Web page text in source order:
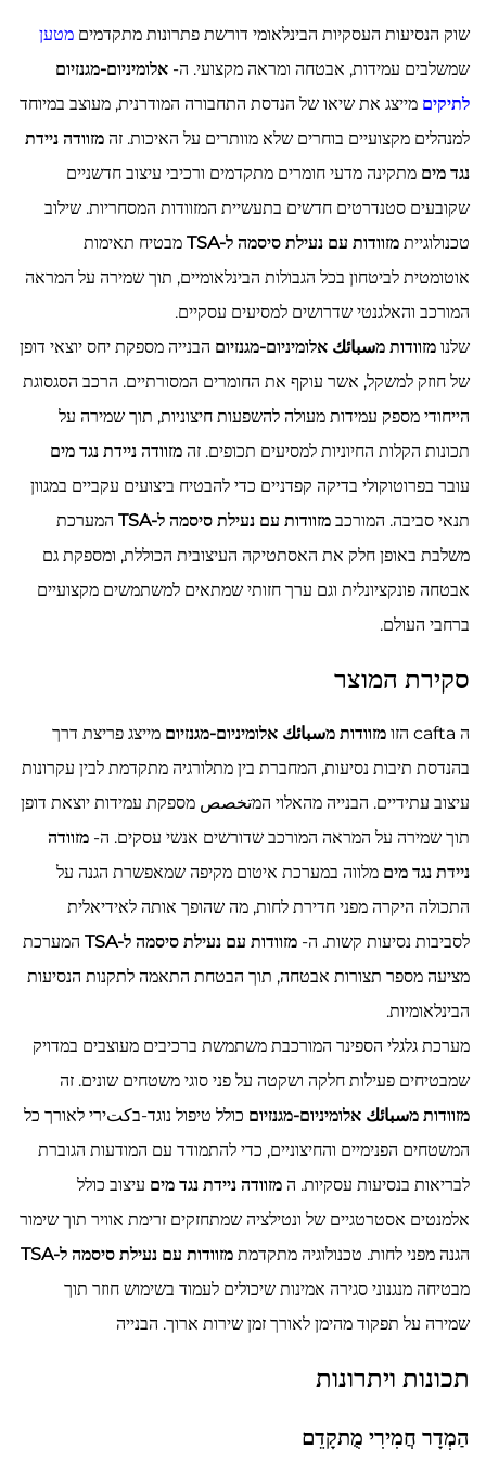
שוק הנסיעות העסקיות הבינלאומי דורשת פתרונות מתקדמים מטען
שמשלבים עמידות, אבטחה ומראה מקצועי. ה- אלומיניום-מגנזיום
לתיקים מייצג את שיאו של הנדסת התחבורה המודרנית, מעוצב במיוחד
למנהלים מקצועיים בוחרים שלא מוותרים על האיכות. זה מזוודה ניידת
נגד מים מתקינה מדעי חומרים מתקדמים ורכיבי עיצוב חדשניים
שקובעים סטנדרטים חדשים בתעשיית המזוודות המסחריות. שילוב
טכנולוגיית מזוודות עם נעילת סיסמה ל-TSA
מבטיח תאימות
אוטומטית לביטחון בכל הגבולות הבינלאומיים, תוך שמירה על המראה
המורכב והאלגנטי שדרושים למסיעים עסקיים.
שלנו מזוודות מسبائك אלומיניום-מגנזיום הבנייה מספקת יחס יוצאי דופן
של חוזק למשקל, אשר עוקף את החומרים המסורתיים. הרכב הסגסוגת
הייחודי מספק עמידות מעולה להשפעות חיצוניות, תוך שמירה על
תכונות הקלות החיוניות למסיעים תכופים. זה מזוודה ניידת נגד מים
עובר בפרוטוקולי בדיקה קפדניים כדי להבטיח ביצועים עקביים במגוון
תנאי סביבה. המורכב מזוודות עם נעילת סיסמה ל-TSA
המערכת
משלבת באופן חלק את האסתטיקה העיצובית הכוללת, ומספקת גם
אבטחה פונקציונלית וגם ערך חזותי שמתאים למשתמשים מקצועיים
ברחבי העולם.
סקירת המוצר
ה cafta הזו מזוודות מسبائك אלומיניום-מגנזיום מייצג פריצת דרך
בהנדסת תיבות נסיעות, המחברת בין מתלורגיה מתקדמת לבין עקרונות
עיצוב עתידיים. הבנייה מהאלוי המتخصص מספקת עמידות יוצאת דופן
תוך שמירה על המראה המורכב שדורשים אנשי עסקים. ה- מזוודה
ניידת נגד מים מלווה במערכת איטום מקיפה שמאפשרת הגנה על
התכולה היקרה מפני חדירת לחות, מה שהופך אותה לאידיאלית
לסביבות נסיעות קשות. ה- מזוודות עם נעילת סיסמה ל-TSA
המערכת
מציעה מספר תצורות אבטחה, תוך הבטחת התאמה לתקנות הנסיעות
הבינלאומיות.
מערכת גלגלי הספינר המורכבת משתמשת ברכיבים מעוצבים במדויק
שמבטיחים פעילות חלקה ושקטה על פני סוגי משטחים שונים. זה
מזוודות מسبائك אלומיניום-מגנזיום כולל טיפול נוגד-בكتירי לאורך כל
המשטחים הפנימיים והחיצוניים, כדי להתמודד עם המודעות הגוברת
לבריאות בנסיעות עסקיות. ה מזוודה ניידת נגד מים עיצוב כולל
אלמנטים אסטרטגיים של ונטילציה שמתחזקים זרימת אוויר תוך שימור
הגנה מפני לחות. טכנולוגיה מתקדמת מזוודות עם נעילת סיסמה ל-TSA
מבטיחה מנגנוני סגירה אמינות שיכולים לעמוד בשימוש חוזר תוך
שמירה על תפקוד מהימן לאורך זמן שירות ארוך. הבנייה
תכונות ויתרונות
הַמְדָר חֲמִירִי מֻתקָדֵם